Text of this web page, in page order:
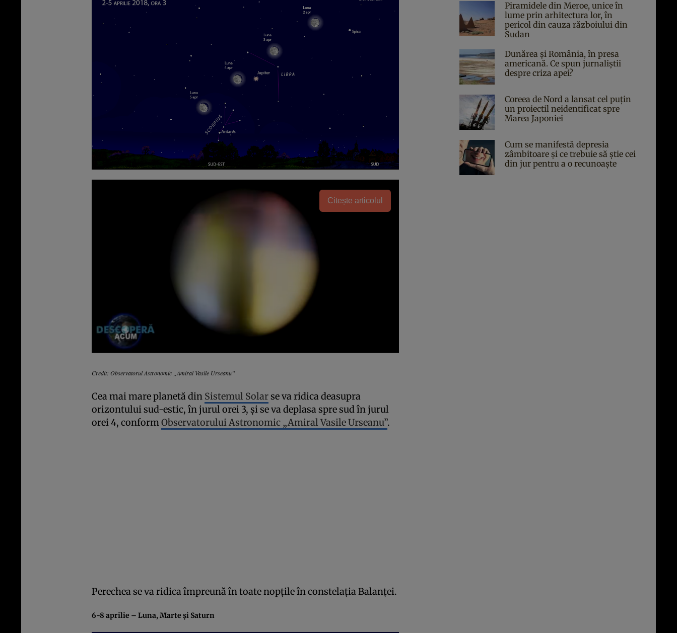
Citește articolul
Credit: Observatorul Astronomic „Amiral Vasile Urseanu”
Cea mai mare planetă din Sistemul Solarse va ridica deasupra
orizontului sud-estic, în jurul orei 3, şi se va deplasa spre sud în jurul
orei 4, conformObservatorului Astronomic „Amiral Vasile Urseanu”.
Perechea se va ridica împreună în toate nopţile în constelaţia Balanţei.
6-8 aprilie – Luna, Marte şi Saturn
Piramidele din Meroe, unice în
lume prin arhitectura lor, în
pericol din cauza războiului din
Sudan
Dunărea și România, în presa
americană. Ce spun jurnaliștii
despre criza apei?
Coreea de Nord a lansat cel puțin
un proiectil neidentificat spre
Marea Japoniei
Cum se manifestă depresia
zâmbitoare și ce trebuie să știe cei
din jur pentru a o recunoaște